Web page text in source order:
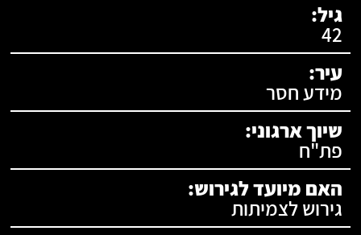
גיל:
42
עיר:
מידע חסר
שיוך ארגוני:
פת"ח
האם מיועד לגירוש:
גירוש לצמיתות